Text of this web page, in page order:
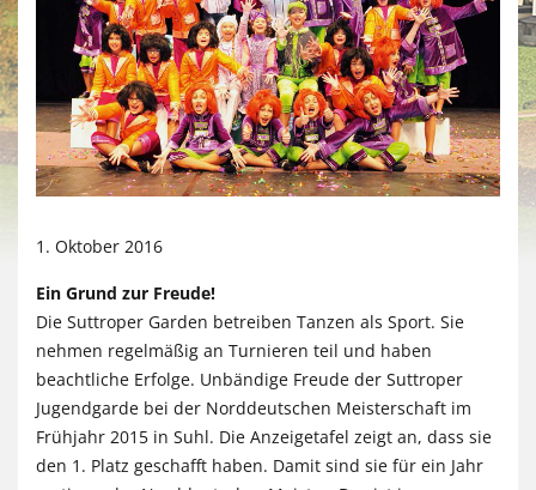
1. Oktober 2016
Ein Grund zur Freude!
Die Suttroper Garden betreiben Tanzen als Sport. Sie
nehmen regelmäßig an Turnieren teil und haben
beachtliche Erfolge. Unbändige Freude der Suttroper
Jugendgarde bei der Norddeutschen Meisterschaft im
Frühjahr 2015 in Suhl. Die Anzeigetafel zeigt an, dass sie
den 1. Platz geschafft haben. Damit sind sie für ein Jahr